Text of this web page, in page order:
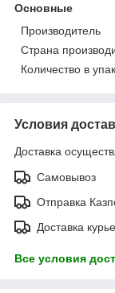
Основные
Производитель
Страна
Количество в
Условия
Доставка
Самовывоз
Отправка
Доставка
Все условия